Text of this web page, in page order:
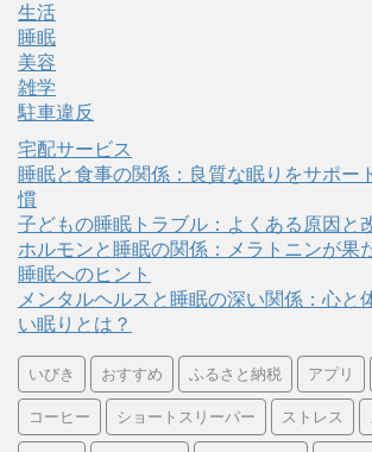
生活
睡眠
美容
雑学
駐車違反
宅配サービス
睡眠と食事の関係：良質な眠りをサポー
慣
子どもの睡眠トラブル：よくある原因と
ホルモンと睡眠の関係：メラトニンが果
睡眠へのヒント
メンタルヘルスと睡眠の深い関係：心と
い眠りとは？
いびき おすすめ ふるさと納税 アプリ
コーヒー ショートスリーパー ストレス